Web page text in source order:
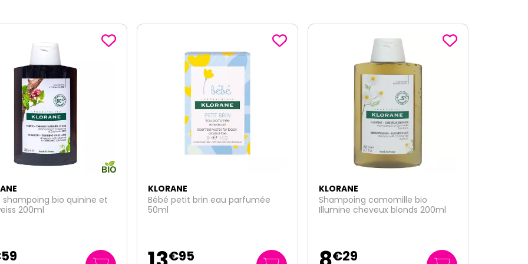
brin eau parfumée
95
KLORANE
Shampoing camomille bio
Illumine cheveux blonds 200ml
€29
KLORANE
Crème douche nutritive fleur
d'oranger 200ml
€45